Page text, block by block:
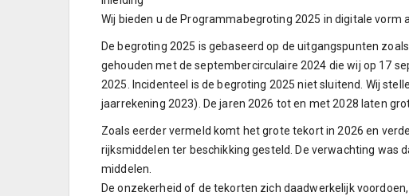
Wij bieden u de Programmabegroting 2025 in digitale vorm
De begroting 2025 is gebaseerd op de uitgangspunten
gehouden met de septembercirculaire 2024 die wij op 17
2025. Incidenteel is de begroting 2025 niet sluitend. Wij
jaarrekening 2023). De jaren 2026 tot en met 2028 laten
Zoals eerder vermeld komt het grote tekort in 2026 en
rijksmiddelen ter beschikking gesteld. De verwachting was
middelen.
De onzekerheid of de tekorten zich daadwerkelijk